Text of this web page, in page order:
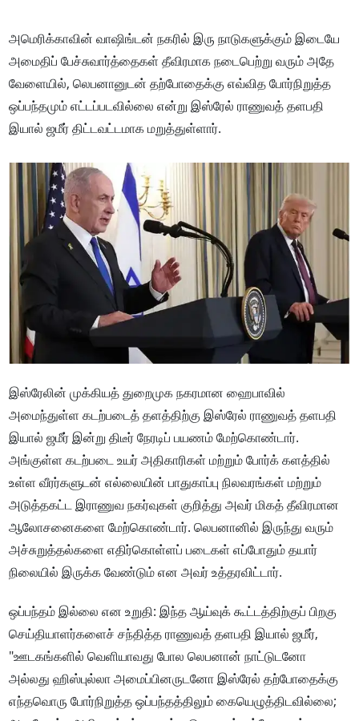
அமெரிக்காவின் வாஷிங்டன் நகரில் இரு நாடுகளுக்கும் இடையே
அமைதிப் பேச்சுவார்த்தைகள் தீவிரமாக நடைபெற்று வரும் அதே
வேளையில், லெபனானுடன் தற்போதைக்கு எவ்வித போர்நிறுத்த
ஒப்பந்தமும் எட்டப்படவில்லை என்று இஸ்ரேல் ராணுவத் தளபதி
இயால் ஜமீர் திட்டவட்டமாக மறுத்துள்ளார்.
இஸ்ரேலின் முக்கியத் துறைமுக நகரமான ஹைபாவில்
அமைந்துள்ள கடற்படைத் தளத்திற்கு இஸ்ரேல் ராணுவத் தளபதி
இயால் ஜமீர் இன்று திடீர் நேரடிப் பயணம் மேற்கொண்டார்.
அங்குள்ள கடற்படை உயர் அதிகாரிகள் மற்றும் போர்க் களத்தில்
உள்ள வீரர்களுடன் எல்லையின் பாதுகாப்பு நிலவரங்கள் மற்றும்
அடுத்தகட்ட இராணுவ நகர்வுகள் குறித்து அவர் மிகத் தீவிரமான
ஆலோசனைகளை மேற்கொண்டார். லெபனானில் இருந்து வரும்
அச்சுறுத்தல்களை எதிர்கொள்ளப் படைகள் எப்போதும் தயார்
நிலையில் இருக்க வேண்டும் என அவர் உத்தரவிட்டார்.
ஒப்பந்தம் இல்லை என உறுதி: இந்த ஆய்வுக் கூட்டத்திற்குப் பிறகு
செய்தியாளர்களைச் சந்தித்த ராணுவத் தளபதி இயால் ஜமீர்,
"ஊடகங்களில் வெளியாவது போல லெபனான் நாட்டுடனோ
அல்லது ஹிஸ்புல்லா அமைப்பினருடனோ இஸ்ரேல் தற்போதைக்கு
எந்தவொரு போர்நிறுத்த ஒப்பந்தத்திலும் கையெழுத்திடவில்லை;